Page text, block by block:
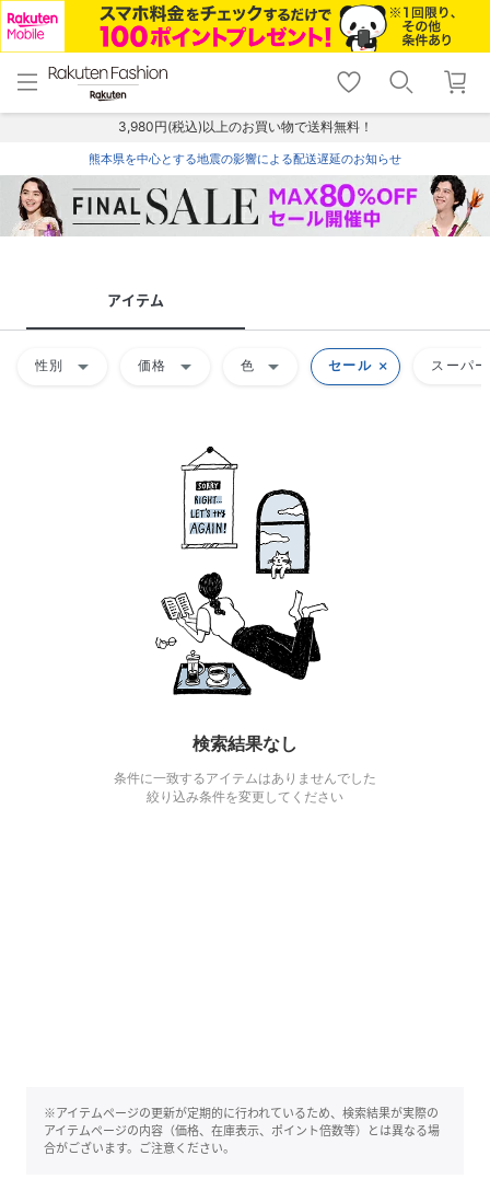
menu home
トップ
shopping_cart lock_outline
ログイン
3,980円(税込)以上のお買い物で送料無料！
熊本県を中心とする地震の影響による配送遅延のお知らせ
アイテム
性別 arrow_drop_down 価格 arrow_drop_down 色 arrow_drop_down セール スーパ
検索結果なし
条件に一致するアイテムはありませんでした
絞り込み条件を変更してください
※アイテムページの更新が定期的に行われているため、検索結果が実際の
アイテムページの内容（価格、在庫表示、ポイント倍数等）とは異なる場
合がございます。ご注意ください。